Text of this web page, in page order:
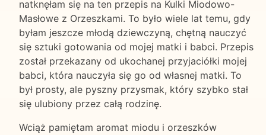
natknęłam się na ten przepis na Kulki Miodowo-
Masłowe z Orzeszkami. To było wiele lat temu, gdy
byłam jeszcze młodą dziewczyną, chętną nauczyć
się sztuki gotowania od mojej matki i babci. Przepis
został przekazany od ukochanej przyjaciółki mojej
babci, która nauczyła się go od własnej matki. To
był prosty, ale pyszny przysmak, który szybko stał
się ulubiony przez całą rodzinę.
Wciąż pamiętam aromat miodu i orzeszków